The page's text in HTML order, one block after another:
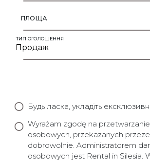
ПЛОЩА
ТИП ОГОЛОШЕННЯ
Будь ласка, укладіть
Wyrażam zgodę na
osobowych, przekazanych
dobrowolnie. Administratorem
osobowych jest Rental in Silesia.